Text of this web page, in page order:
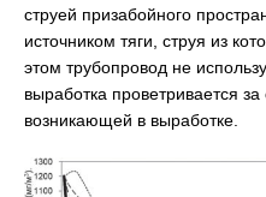
струей призабойного
источником тяги, струя из
этом трубопровод не
выработка проветривается
возникающей в выработке.